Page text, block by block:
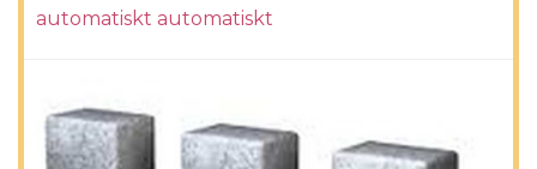
automatiskt automatiskt